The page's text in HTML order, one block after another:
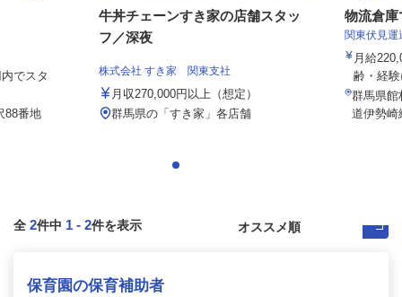
でスタ
88番地
牛丼チェーンすき家の店舗スタッ
フ／深夜
株式会社 すき家 関東支社
月収270,000円以上（想定）
群馬県の「すき家」各店舗
物流倉庫
関東伏見運
月給
齢・経
群馬県館
道伊勢崎
全 2件中 1 - 2件を表示
保育園の保育補助者